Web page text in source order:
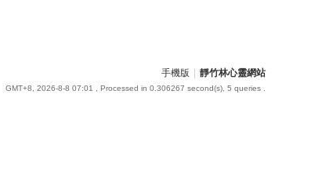
手機版 靜竹林心靈網站
GMT+8, 2026-8-8 07:01 , Processed in 0.306267 second(s), 5 queries .